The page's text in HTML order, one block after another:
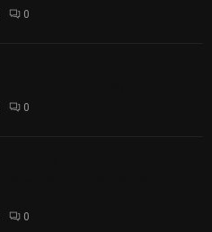
0
0
0